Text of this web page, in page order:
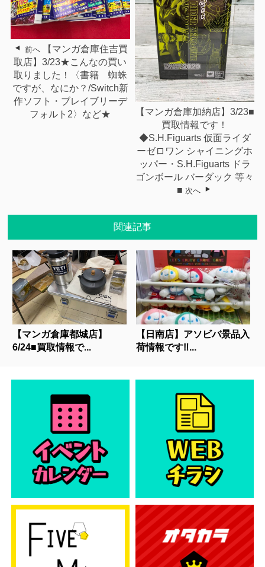
前へ
【マンガ倉庫住吉買
取店】3/23★こんなの買い
取りました！〈書籍 蜘蛛
ですが、なにか？/Switch新
作ソフト・ブレイブリーデ
フォルト2〉など★
【マンガ倉庫加納店】3/23■
買取情報です！
◆S.H.Figuarts 仮面ライダ
ーゼロワン シャイニングホ
ッパー・S.H.Figuarts ドラ
ゴンボール バーダック 等々
■ 次へ
関連記事
【マンガ倉庫都城店】
6/24■買取情報で...
【日南店】アソビバ景品入
荷情報です‼...